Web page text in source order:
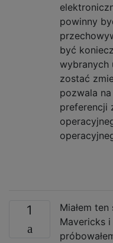
powinny
być
wybranych
zostać
pozwala
preferencji
1
Miałem
Mavericks